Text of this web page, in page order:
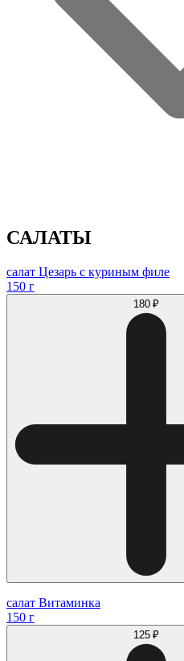
САЛАТЫ
салат Цезарь с куриным филе
150 г
180 ₽
салат Витаминка
150 г
125 ₽